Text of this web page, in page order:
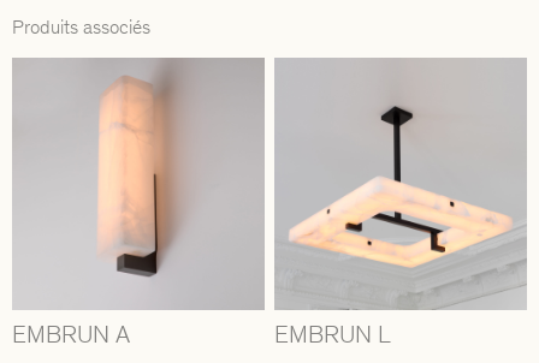
Produits associés
EMBRUN A EMBRUN L